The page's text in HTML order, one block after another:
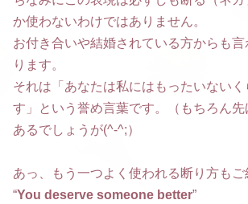
か使わないわけではありません。
お付き合いや結婚されている方からも
ります。
それは「あなたは私にはもったいない
す」という誉め言葉です。（もちろん
あるでしょうが(^-^;）
あっ、もう一つよく使われる断り方もご
“You deserve someone better”